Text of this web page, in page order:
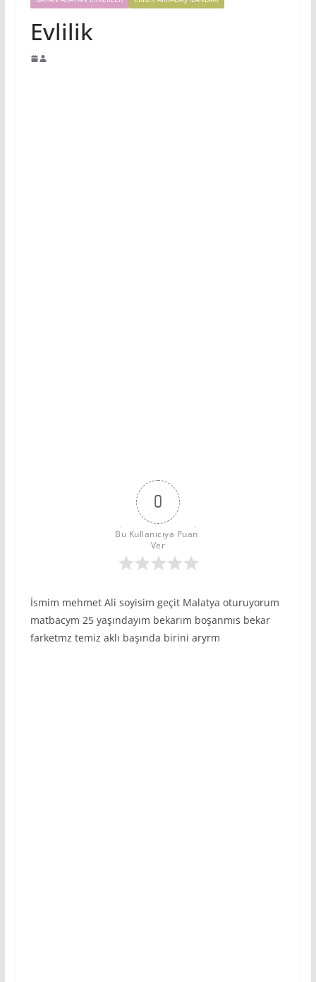
Evlilik
0
Bu Kullanıcıya Puan
Ver
İsmim mehmet Ali soyisim geçit Malatya oturuyorum
matbacym 25 yaşındayım bekarım boşanmıs bekar
farketmz temiz aklı başında birini aryrm